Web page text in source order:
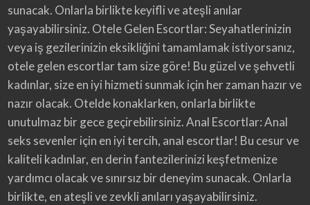
sunacak. Onlarla birlikte keyifli ve ateşli anılar
yaşayabilirsiniz. Otele Gelen Escortlar: Seyahatlerinizin
veya iş gezilerinizin eksikliğini tamamlamak istiyorsanız,
otele gelen escortlar tam size göre! Bu güzel ve şehvetli
kadınlar, size en iyi hizmeti sunmak için her zaman hazır ve
nazır olacak. Otelde konaklarken, onlarla birlikte
unutulmaz bir gece geçirebilirsiniz. Anal Escortlar: Anal
seks sevenler için en iyi tercih, anal escortlar! Bu cesur ve
kaliteli kadınlar, en derin fantezilerinizi keşfetmenize
yardımcı olacak ve sınırsız bir deneyim sunacak. Onlarla
birlikte, en ateşli ve zevkli anıları yaşayabilirsiniz.